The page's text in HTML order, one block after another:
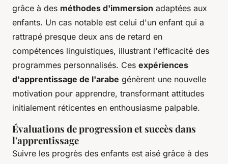
grâce à des méthodes d'immersion adaptées aux
enfants. Un cas notable est celui d'un enfant qui a
rattrapé presque deux ans de retard en
compétences linguistiques, illustrant l'efficacité des
programmes personnalisés. Ces expériences
d'apprentissage de l'arabe génèrent une nouvelle
motivation pour apprendre, transformant attitudes
initialement réticentes en enthousiasme palpable.
Évaluations de progression et succès dans
l'apprentissage
Suivre les progrès des enfants est aisé grâce à des